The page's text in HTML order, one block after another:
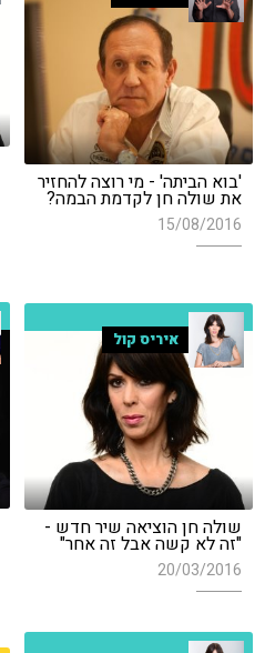
'בוא הביתה' - מי רוצה להחזיר
את שולה חן לקדמת הבמה?
15/08/2016
איריס קול
שולה חן הוציאה שיר חדש -
"זה לא קשה אבל זה אחר"
20/03/2016